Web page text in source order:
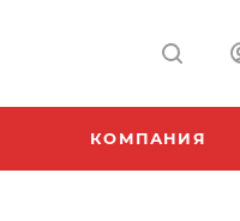
КОМПАНИЯ